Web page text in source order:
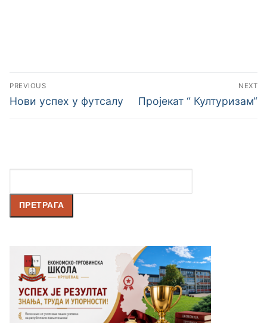
PREVIOUS
Нови успех у футсалу
NEXT
Пројекат “ Културизам“
ПРЕТРАГА